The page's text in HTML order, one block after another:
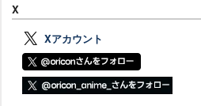
X
Xアカウント